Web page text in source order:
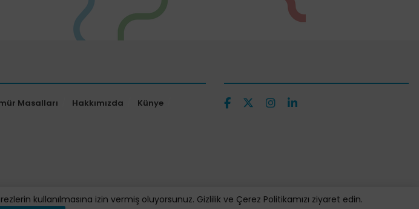
Masalları Hakkımızda
Künye
kullanılmasına izin vermiş oluyorsunuz. Gizlilik ve Çerez Politikamızı ziyaret edin.